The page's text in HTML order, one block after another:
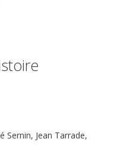
Sernin, Jean Tarrade,